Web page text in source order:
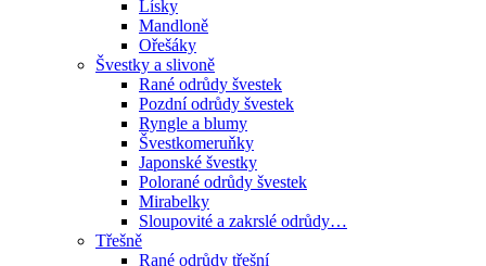
Lísky
Mandloně
Ořešáky
Švestky a slivoně
Rané odrůdy švestek
Pozdní odrůdy švestek
Ryngle a blumy
Švestkomeruňky
Japonské švestky
Polorané odrůdy švestek
Mirabelky
Sloupovité a zakrslé odrůdy…
Třešně
Rané odrůdy třešní